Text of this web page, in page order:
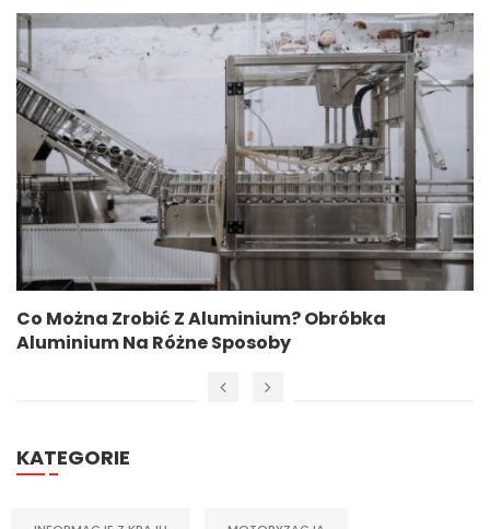
Co Można Zrobić Z Aluminium? Obróbka
Aluminium Na Różne Sposoby
KATEGORIE